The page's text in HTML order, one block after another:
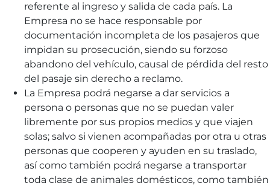
referente al ingreso y salida de cada país. La
Empresa no se hace responsable por
documentación incompleta de los pasajeros que
impidan su prosecución, siendo su forzoso
abandono del vehículo, causal de pérdida del resto
del pasaje sin derecho a reclamo.
La Empresa podrá negarse a dar servicios a
persona o personas que no se puedan valer
libremente por sus propios medios y que viajen
solas; salvo si vienen acompañadas por otra u otras
personas que cooperen y ayuden en su traslado,
así como también podrá negarse a transportar
toda clase de animales domésticos, como también